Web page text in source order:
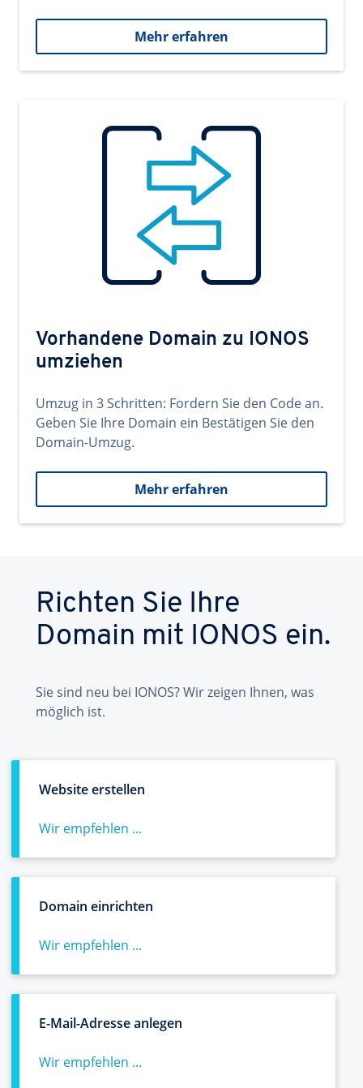
Mehr erfahren
Vorhandene Domain zu IONOS
umziehen
Umzug in 3 Schritten: Fordern Sie den Code an.
Geben Sie Ihre Domain ein Bestätigen Sie den
Domain-Umzug.
Mehr erfahren
Richten Sie Ihre
Domain mit IONOS ein.
Sie sind neu bei IONOS? Wir zeigen Ihnen, was
möglich ist.
Website erstellen
Wir empfehlen ...
Domain einrichten
Wir empfehlen ...
E-Mail-Adresse anlegen
Wir empfehlen ...